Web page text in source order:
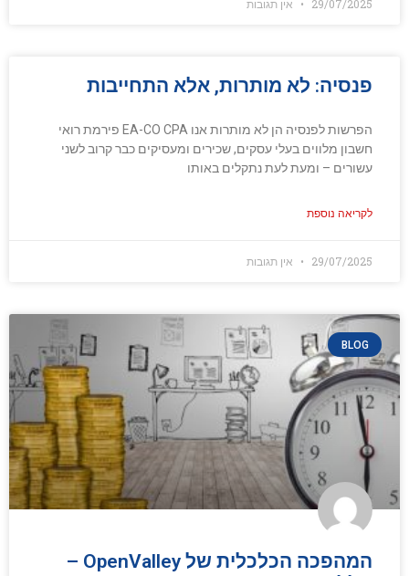
29/07/2025 אין תגובות
פנסיה: לא מותרות, אלא התחייבות
הפרשות לפנסיה הן לא מותרות אנו EA-CO CPA פירמת רואי
חשבון מלווים בעלי עסקים, שכירים ומעסיקים כבר קרוב לשני
עשורים – ומעת לעת נתקלים באותו
לקריאה נוספת
29/07/2025 אין תגובות
BLOG
המהפכה הכלכלית של OpenValley –